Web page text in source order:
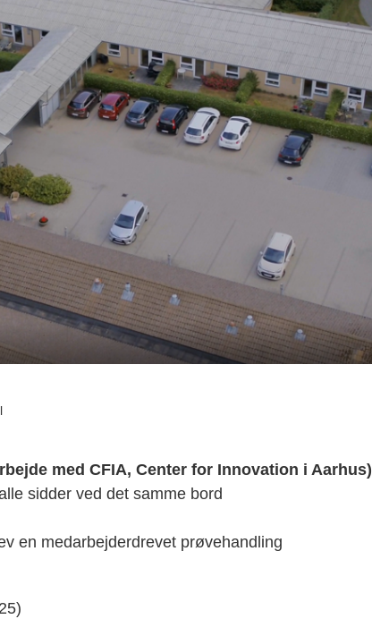
med CFIA, Center for Innovation i Aarhus)
sidder ved det samme bord
en medarbejderdrevet prøvehandling